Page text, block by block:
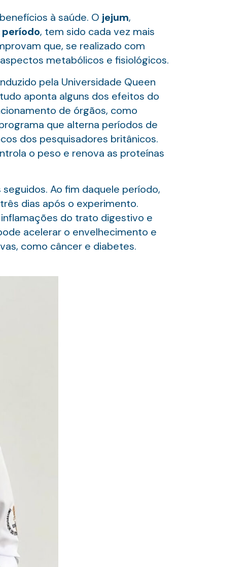
à saúde. O jejum,
, tem sido cada vez mais
que, se realizado com
metabólicos e fisiológicos.
pela Universidade Queen
aponta alguns dos efeitos do
de órgãos, como
que alterna períodos de
dos pesquisadores britânicos.
o peso e renova as proteínas
Ao fim daquele período,
dias após o experimento.
do trato digestivo e
acelerar o envelhecimento e
como câncer e diabetes.